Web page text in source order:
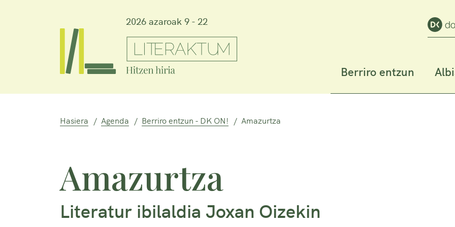
2026 azaroak 9 - 22
Berriro entzun
Hasiera Agenda Berriro entzun - DK ON! Amazurtza
Amazurtza
Literatur ibilaldia Joxan Oizekin